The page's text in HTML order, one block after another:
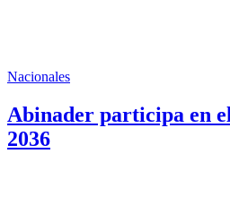
Nacionales
Abinader participa en
2036